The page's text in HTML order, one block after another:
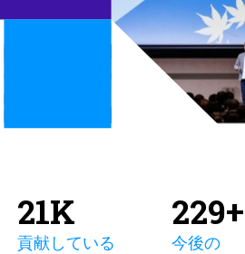
21K
貢献している
229+
今後の